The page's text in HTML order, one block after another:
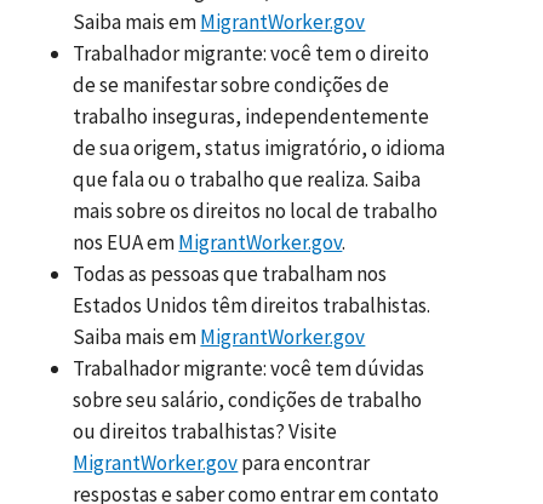
Saiba mais emMigrantWorker.gov
Trabalhador migrante: você tem o direito
de se manifestar sobre condições de
trabalho inseguras, independentemente
de sua origem, status imigratório, o idioma
que fala ou o trabalho que realiza. Saiba
mais sobre os direitos no local de trabalho
nos EUA emMigrantWorker.gov.
Todas as pessoas que trabalham nos
Estados Unidos têm direitos trabalhistas.
Saiba mais emMigrantWorker.gov
Trabalhador migrante: você tem dúvidas
sobre seu salário, condições de trabalho
ou direitos trabalhistas? Visite
MigrantWorker.govpara encontrar
respostas e saber como entrar em contato